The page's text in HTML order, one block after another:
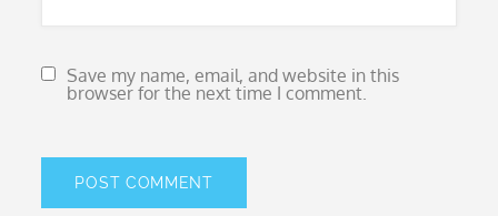
Save my name, email, and website in this
browser for the next time I comment.